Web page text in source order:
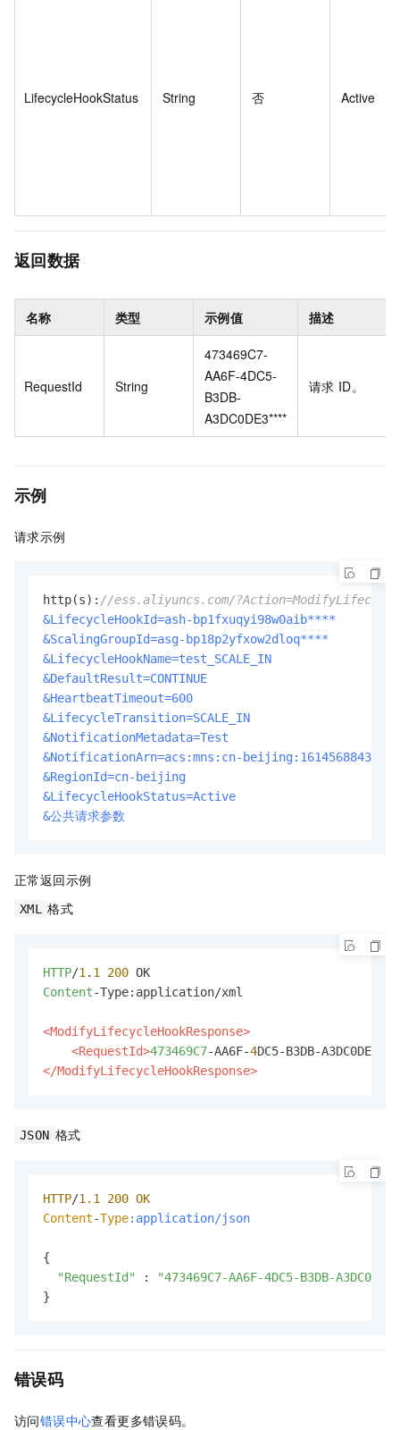
LifecycleHookStatus String 否 Active
返回数据
名称 类型 示例值 描述
RequestId String
473469C7-
AA6F-4DC5-
B3DB-
A3DC0DE3****
请求 ID。
示例
请求示例
http(s): //ess.aliyuncs.com/
&LifecycleHookId=ash-bp1fxuqyi98w0aib****
&ScalingGroupId=asg-bp18p2yfxow2dloq****
&LifecycleHookName=test_SCALE_IN
&DefaultResult=CONTINUE
&HeartbeatTimeout=600
&LifecycleTransition=SCALE_IN
&NotificationMetadata=Test
&NotificationArn=acs:mns:cn-
&RegionId=cn-beijing
&LifecycleHookStatus=Active
&公共请求参数
正常返回示例
XML 格式
HTTP/1 . 1 200
Content-Type:application/xml
<ModifyLifecycleHookResponse>
<RequestId>473469C7-AA6F-4
</ModifyLifecycleHookResponse>
JSON 格式
HTTP/1.1 200 OK
Content-Type:application/json
{
"RequestId"
:
"473469C7-AA6F-4DC5-B3DB-
}
错误码
访问错误中心查看更多错误码。